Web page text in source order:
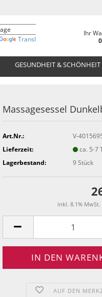
Translate
Ihr
GESUNDHEIT & SCHÖNHEIT
Massagesessel
Art.Nr.:
V-
Lieferzeit:
ca. 5-7
Lagerbestand:
9Stück
inkl. 8.1%
AUF DEN